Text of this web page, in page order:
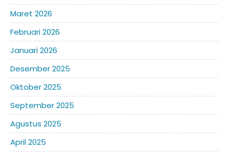
Maret 2026
Februari 2026
Januari 2026
Desember 2025
Oktober 2025
September 2025
Agustus 2025
April 2025